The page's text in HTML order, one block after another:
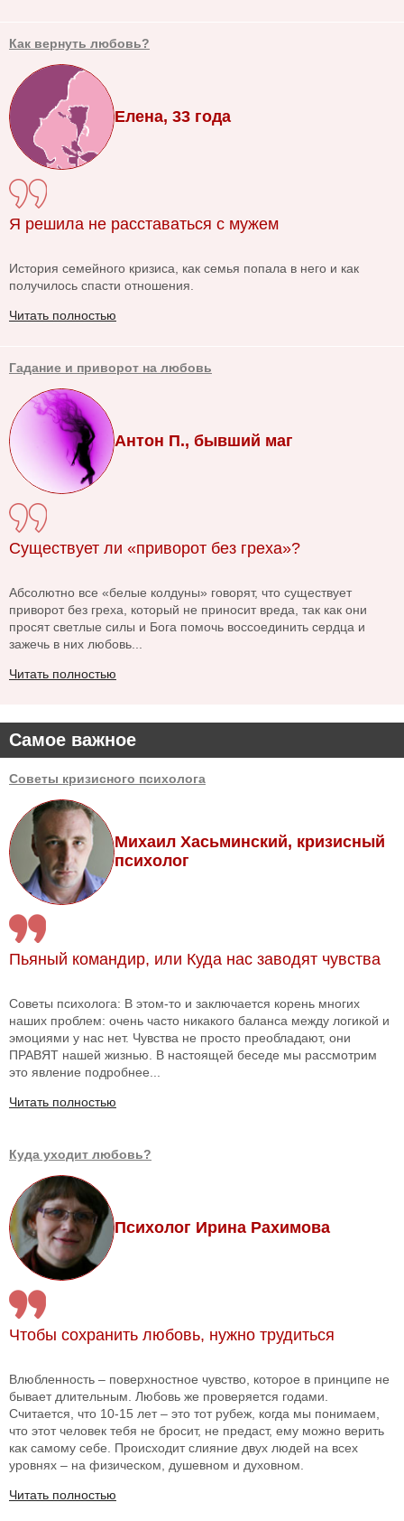
Самое важное
Советы кризисного психолога
Михаил Хасьминский, кризисный
психолог
Пьяный командир, или Куда нас заводят чувства
Советы психолога: В этом-то и заключается корень многих
наших проблем: очень часто никакого баланса между логикой и
эмоциями у нас нет. Чувства не просто преобладают, они
ПРАВЯТ нашей жизнью. В настоящей беседе мы рассмотрим
это явление подробнее...
Читать полностью
Куда уходит любовь?
Психолог Ирина Рахимова
Чтобы сохранить любовь, нужно трудиться
Влюбленность – поверхностное чувство, которое в принципе не
бывает длительным. Любовь же проверяется годами.
Считается, что 10-15 лет – это тот рубеж, когда мы понимаем,
что этот человек тебя не бросит, не предаст, ему можно верить
как самому себе. Происходит слияние двух людей на всех
уровнях – на физическом, душевном и духовном.
Читать полностью
Как вернуть любовь?
Елена, 33 года
Я решила не расставаться с мужем
История семейного кризиса, как семья попала в него и как
получилось спасти отношения.
Читать полностью
Гадание и приворот на любовь
Антон П., бывший маг
Существует ли «приворот без греха»?
Абсолютно все «белые колдуны» говорят, что существует
приворот без греха, который не приносит вреда, так как они
просят светлые силы и Бога помочь воссоединить сердца и
зажечь в них любовь...
Читать полностью